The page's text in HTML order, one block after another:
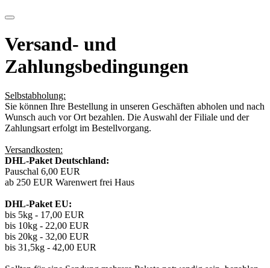
Versand- und
Zahlungsbedingungen
Selbstabholung:
Sie können Ihre Bestellung in unseren Geschäften abholen und nach
Wunsch auch vor Ort bezahlen. Die Auswahl der Filiale und der
Zahlungsart erfolgt im Bestellvorgang.
Versandkosten:
DHL-Paket Deutschland:
Pauschal 6,00 EUR
ab 250 EUR Warenwert frei Haus
DHL-Paket EU:
bis 5kg - 17,00 EUR
bis 10kg - 22,00 EUR
bis 20kg - 32,00 EUR
bis 31,5kg - 42,00 EUR